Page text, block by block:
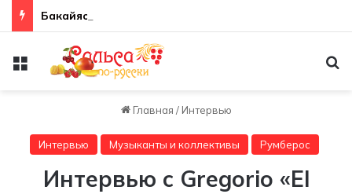
Бакайяо и кубинская лунная походка
Меню
Главная / Интервью
Интервью Музыканты и коллективы Румберос
Интервью с Gregorio «El